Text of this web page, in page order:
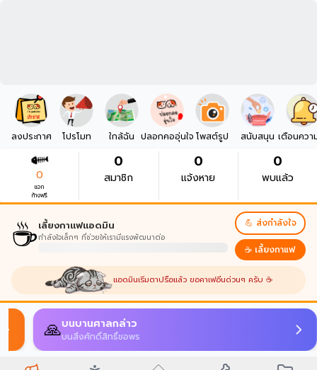
ลงประกาศ โปรโมท ใกล้ฉัน ปลอกคออุ่นใจ โพสต์รูป สนับสนุน เตือนควา
0
แจก
ก้างฟรี
0
สมาชิก
0
แจ้งหาย
0
พบแล้ว
☕เลี้ยงกาแฟแอดมิน
กำลังใจเล็กๆ ที่ช่วยให้เรามีแรงพัฒนาต่อ
💪 ส่งกำลังใจ
☕ เลี้ยงกาแฟ
แอดมินเริ่มตาปรือแล้ว ขอคาเฟอีนด่วนๆ ครับ ☕
🙏บนบานศาลกล่าว
บนสิ่งศักดิ์สิทธิ์ขอพร